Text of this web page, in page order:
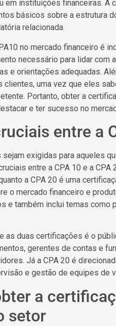
em instituições financeiras. A
básicos sobre a estrutura
relacionada.
no mercado financeiro é
necessário para lidar com
e orientações adequadas.
clientes, uma vez que eles
Portanto, obter a
e ter sucesso no
entre a
exigidas para aqueles
entre a CPA 10 e a CPA
a CPA 20 é uma
o mercado financeiro e
e também inclui temas como
as duas certificações é o
gerentes de contas e
Já a CPA 20 é
e gestão de equipes de
a
setor